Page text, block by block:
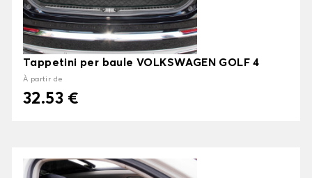
Tappetini per baule VOLKSWAGEN GOLF 4
À partir de
32.53 €